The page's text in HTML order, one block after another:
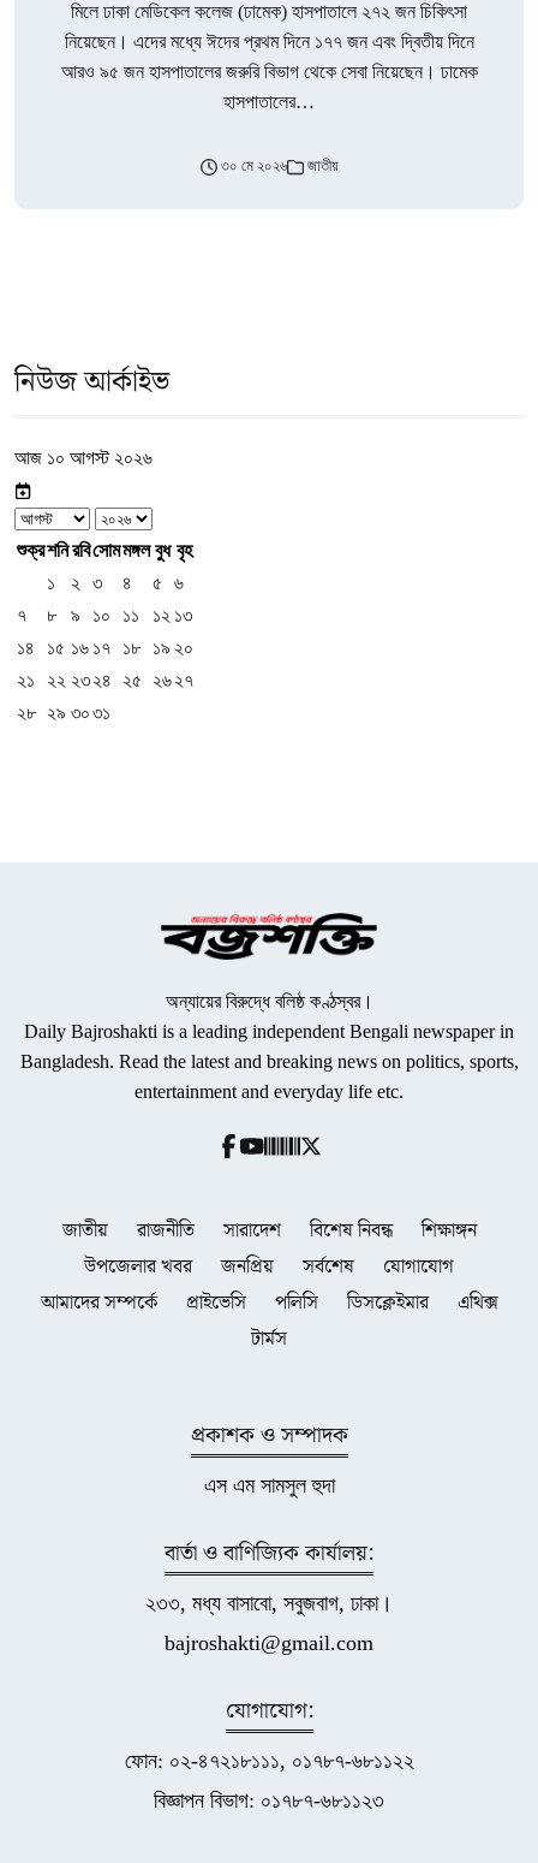
মিলে ঢাকা মেডিকেল কলেজ (ঢামেক) হাসপাতালে ২৭২ জন চিকিৎসা
নিয়েছেন। এদের মধ্যে ঈদের প্রথম দিনে ১৭৭ জন এবং দ্বিতীয় দিনে
আরও ৯৫ জন হাসপাতালের জরুরি বিভাগ থেকে সেবা নিয়েছেন। ঢামেক
হাসপাতালের…
৩০ মে ২০২৬ জাতীয়
নিউজ আর্কাইভ
আজ ১০ আগস্ট ২০২৬
শুক্রশনিরবিসোমমঙ্গল বুধ বৃহ
১
২ ৩ ৪ ৫
৬
৭
৮ ৯ ১০ ১১ ১২ ১৩
১৪
১৫ ১৬ ১৭ ১৮ ১৯ ২০
২১
২২ ২৩২৪ ২৫ ২৬২৭
২৮ ২৯ ৩০৩১
অন্যায়ের বিরুদ্ধে বলিষ্ঠ কণ্ঠস্বর।
Daily Bajroshakti is a leading independent Bengali newspaper in
Bangladesh. Read the latest and breaking news on politics, sports,
entertainment and everyday life etc.
জাতীয় রাজনীতি সারাদেশ বিশেষ নিবন্ধ
শিক্ষাঙ্গন
উপজেলার খবর
জনপ্রিয় সর্বশেষ
যোগাযোগ
আমাদের সম্পর্কে
প্রাইভেসি পলিসি ডিসক্লেইমার
এথিক্স
টার্মস
প্রকাশক ও সম্পাদক
এস এম সামসুল হুদা
বার্তা ও বাণিজ্যিক কার্যালয়:
২৩৩, মধ্য বাসাবো, সবুজবাগ, ঢাকা।
bajroshakti@gmail.com
যোগাযোগ:
ফোন: ০২-৪৭২১৮১১১, ০১৭৮৭-৬৮১১২২
বিজ্ঞাপন বিভাগ: ০১৭৮৭-৬৮১১২৩